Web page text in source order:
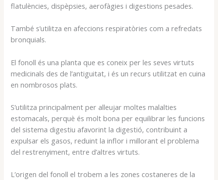
flatulències, dispèpsies, aerofàgies i digestions pesades.
També s’utilitza en afeccions respiratòries com a refredats
bronquials.
El fonoll és una planta que es coneix per les seves virtuts
medicinals des de l’antiguitat, i és un recurs utilitzat en cuina
en nombrosos plats.
S’utilitza principalment per alleujar moltes malalties
estomacals, perquè és molt bona per equilibrar les funcions
del sistema digestiu afavorint la digestió, contribuint a
expulsar els gasos, reduint la inflor i millorant el problema
del restrenyiment, entre d’altres virtuts.
L’origen del fonoll el trobem a les zones costaneres de la